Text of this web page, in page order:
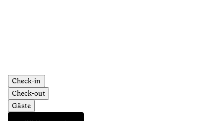
Check-in
Check-out
Gäste